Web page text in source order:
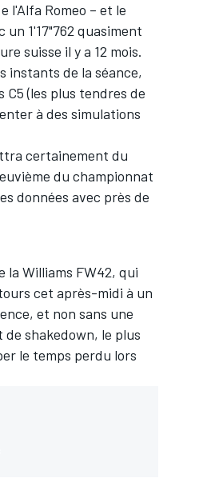
l'Alfa Romeo – et le
1'17"762 quasiment
suisse il y a 12 mois.
instants de la séance,
(les plus tendres de
à des simulations
certainement du
du championnat
données avec près de
la Williams FW42, qui
cet après-midi à un
et non sans une
shakedown, le plus
le temps perdu lors